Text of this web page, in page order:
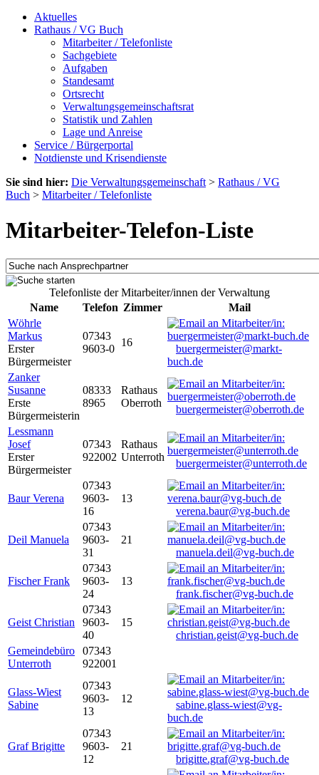
Aktuelles
Rathaus / VG Buch
Mitarbeiter / Telefonliste
Sachgebiete
Aufgaben
Standesamt
Ortsrecht
Verwaltungsgemeinschaftsrat
Statistik und Zahlen
Lage und Anreise
Service / Bürgerportal
Notdienste und Krisendienste
Sie sind hier: Die Verwaltungsgemeinschaft > Rathaus / VG
Buch > Mitarbeiter / Telefonliste
Mitarbeiter-Telefon-Liste
Telefonliste der Mitarbeiter/innen der Verwaltung
Name
Telefon Zimmer
Mail
Wöhrle
Markus
Erster
Bürgermeister
07343
9603-0
16
buergermeister@markt-
buch.de
Zanker
Susanne
Erste
Bürgermeisterin
08333
8965
Rathaus
Oberroth
buergermeister@oberroth.de
Lessmann
Josef
Erster
Bürgermeister
07343
922002
Rathaus
Unterroth
buergermeister@unterroth.de
Baur Verena
07343
9603-
16
13
verena.baur@vg-buch.de
Deil Manuela
07343
9603-
31
21
manuela.deil@vg-buch.de
Fischer Frank
07343
9603-
24
13
frank.fischer@vg-buch.de
Geist Christian
07343
9603-
40
15
christian.geist@vg-buch.de
Gemeindebüro
Unterroth
07343
922001
Glass-Wiest
Sabine
07343
9603-
13
12
sabine.glass-wiest@vg-
buch.de
Graf Brigitte
07343
9603-
12
21
brigitte.graf@vg-buch.de